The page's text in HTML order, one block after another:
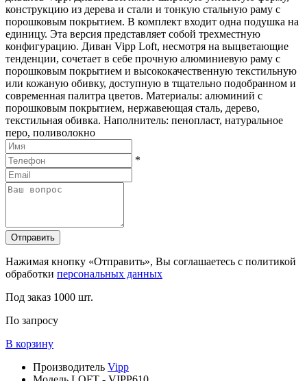
конструкцию из дерева и стали и тонкую стальную раму с
порошковым покрытием. В комплект входит одна подушка на
единицу. Эта версия представляет собой трехместную
конфигурацию. Диван Vipp Loft, несмотря на выцветающие
тенденции, сочетает в себе прочную алюминиевую раму с
порошковым покрытием и высококачественную текстильную
или кожаную обивку, доступную в тщательно подобранном и
современная палитра цветов. Материалы: алюминий с
порошковым покрытием, нержавеющая сталь, дерево,
текстильная обивка. Наполнитель: пенопласт, натуральное
перо, поливолокно
*
Отправить
Нажимая кнопку «Отправить», Вы соглашаетесь с политикой
обработки персональных данных
Под заказ 1000 шт.
По запросу
В корзину
Производитель Vipp